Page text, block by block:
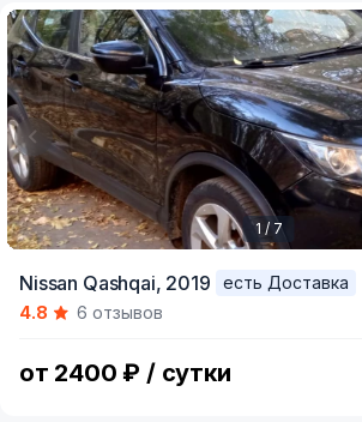
of
1 / 7
Nissan Qashqai, 2019
есть Доставка
4.8
6 отзывов
от 2400 ₽ / сутки